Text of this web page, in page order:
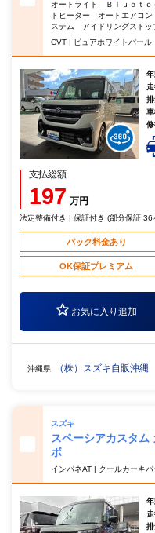
オートライト Ｂｌｕｅｔ
トヒーター オートエアコ
ステム アイドリングストッ
CVT | ピュアホワイトパール
支払総額
197 万円
法定整備付き | 保証付き (部分保証 36
パック料金あり
OK保証プレミアム
お気に入り追加
沖縄県 （株）スズキ自販沖
スズキ
スペーシアカスタ
ボ
インパネAT | クールカーキパ